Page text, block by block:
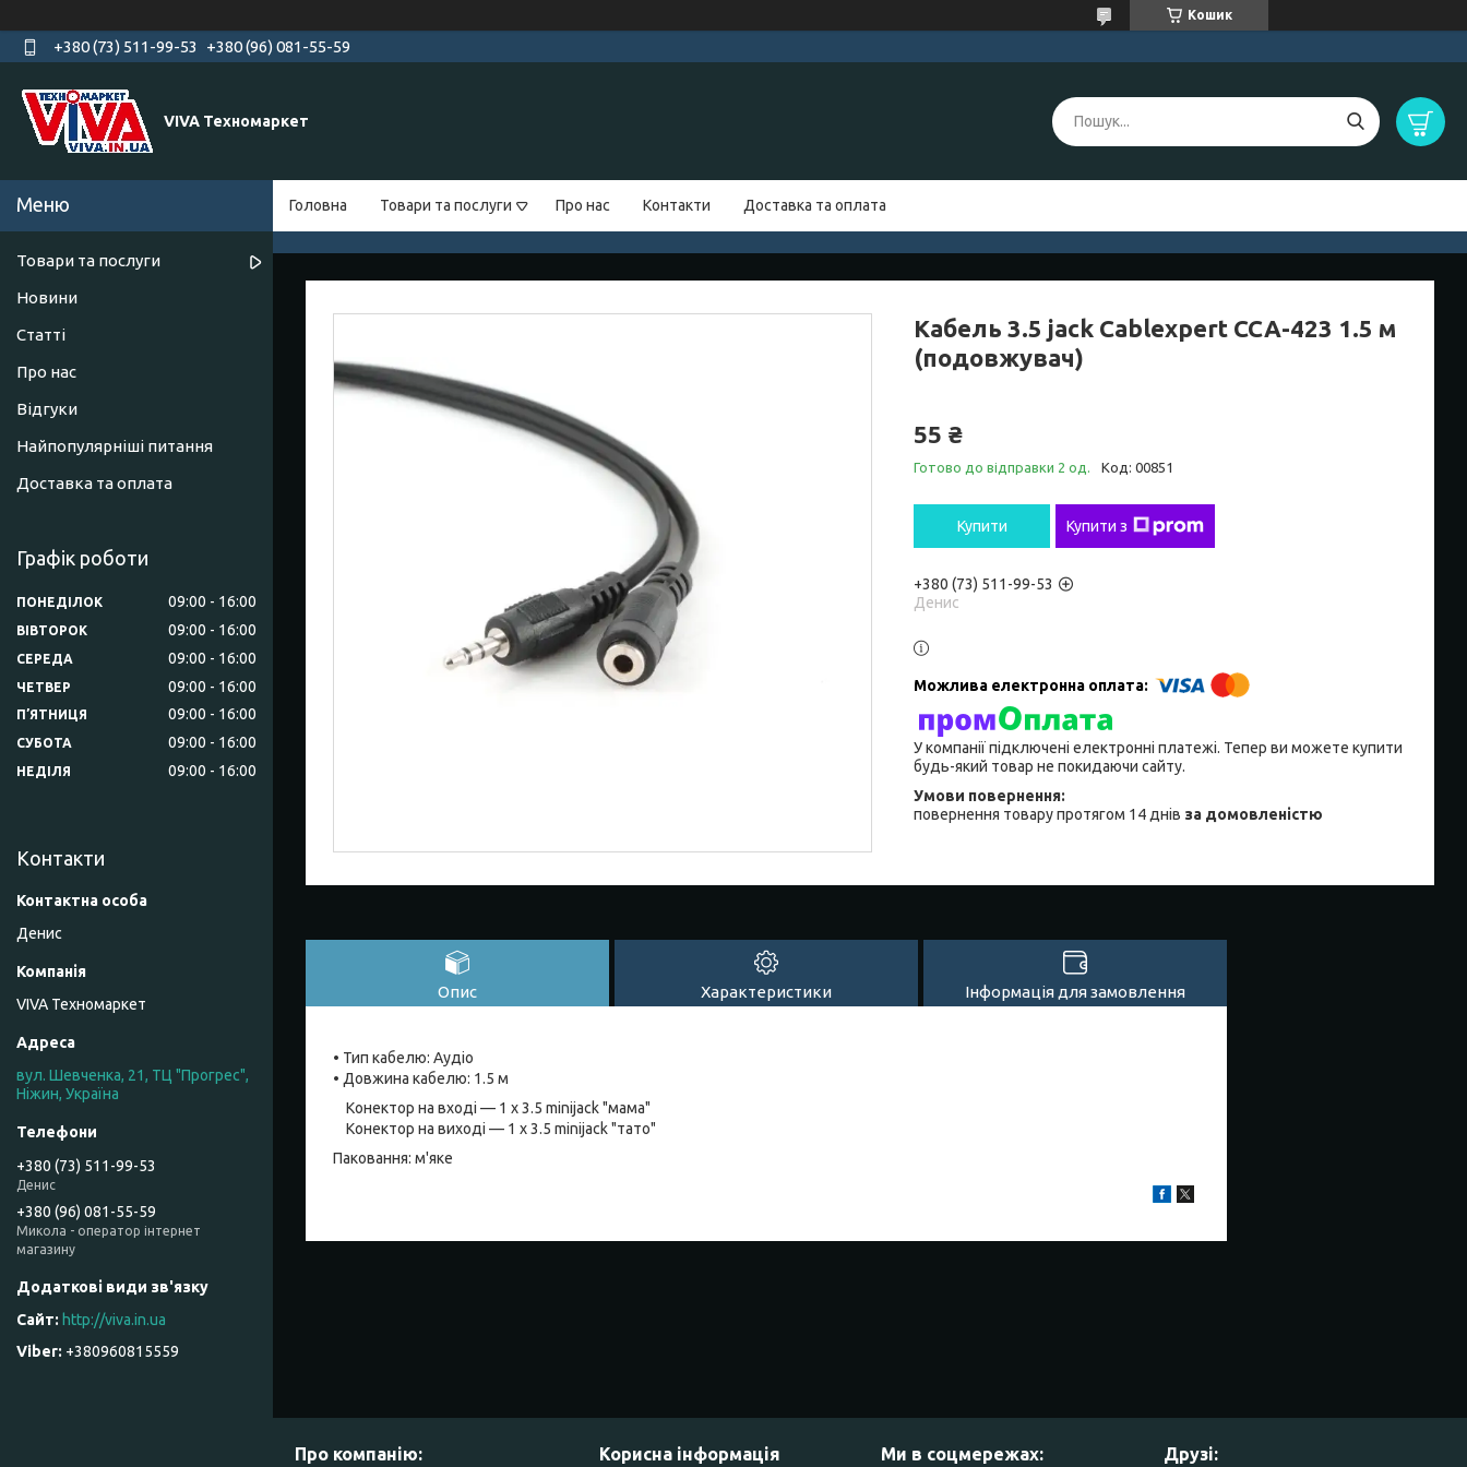
Кошик
+380 (73) 511-99-53 +380 (96) 081-55-59
VIVA Техномаркет
Головна Товари та послуги Про нас Контакти Доставка та оплата
Кабель 3.5 jack Cablexpert CCA-423 1.5 м
(подовжувач)
55 ₴
Готово до відправки 2 од. Код: 00851
Купити Купити з
+380 (73) 511-99-53
Денис
У компанії підключені електронні платежі. Тепер ви можете купити
будь-який товар не покидаючи сайту.
повернення товару протягом 14 днів за домовленістю
Опис Характеристики Інформація для замовлення
• Тип кабелю: Аудіо
• Довжина кабелю: 1.5 м
Конектор на вході — 1 x 3.5 minijack "мама"
Конектор на виході — 1 x 3.5 minijack "тато"
Паковання: м'яке
Товари та послуги
Новини
Статті
Про нас
Відгуки
Найпопулярніші питання
Доставка та оплата
Графік роботи
ПОНЕДІЛОК 09:00 16:00
ВІВТОРОК 09:00 16:00
СЕРЕДА 09:00 16:00
ЧЕТВЕР 09:00 16:00
ПʼЯТНИЦЯ 09:00 16:00
СУБОТА 09:00 16:00
НЕДІЛЯ 09:00 16:00
Контакти
Денис
VIVA Техномаркет
вул. Шевченка, 21, ТЦ "Прогрес",
Ніжин, Україна
+380 (73) 511-99-53
Денис
+380 (96) 081-55-59
Микола - оператор інтернет
магазину
http://viva.in.ua
+380960815559
Про компанію: Корисна інформація Ми в соцмережах: Друзі: